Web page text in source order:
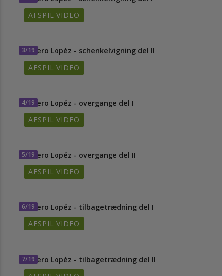
AFSPIL VIDEO
3/19
Severo Lopéz - schenkelvigning del II
AFSPIL VIDEO
4/19
Severo Lopéz - overgange del I
AFSPIL VIDEO
5/19
Severo Lopéz - overgange del II
AFSPIL VIDEO
6/19
Severo Lopéz - tilbagetrædning del I
AFSPIL VIDEO
7/19
Severo Lopéz - tilbagetrædning del II